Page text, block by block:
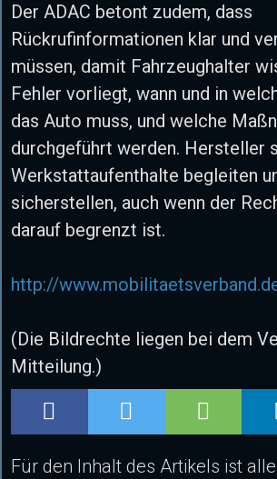
Der ADAC betont zudem, dass
Rückrufinformationen klar und
müssen, damit Fahrzeughalter
Fehler vorliegt, wann und in
das Auto muss, und welche
durchgeführt werden. Hersteller
Werkstattaufenthalte begleiten
sicherstellen, auch wenn der
darauf begrenzt ist.
http://
(Die Bildrechte liegen bei dem
Mitteilung.)
Für den Inhalt des Artikels ist